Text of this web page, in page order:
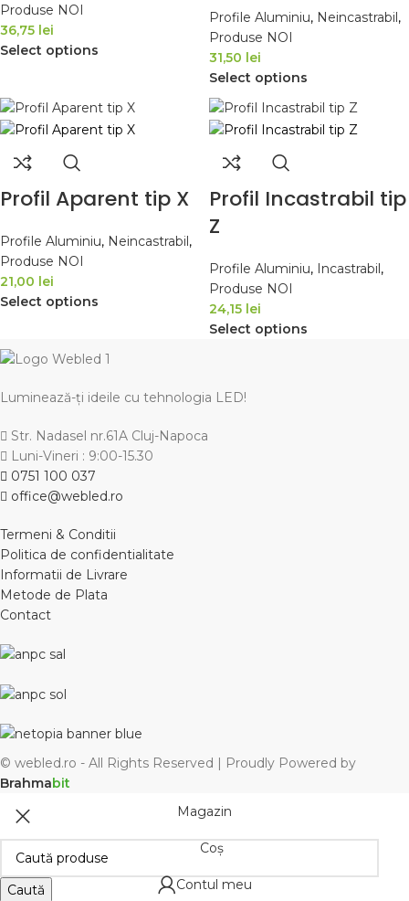
Produse NOI
36,75 lei
Select options
Profile Aluminiu, Neincastrabil,
Produse NOI
31,50 lei
Select options
Profil Aparent tip X
Profile Aluminiu, Neincastrabil,
Produse NOI
21,00 lei
Select options
Profil Incastrabil tip
Z
Profile Aluminiu, Incastrabil,
Produse NOI
24,15 lei
Select options
Luminează-ți ideile cu tehnologia LED!
Str. Nadasel nr.61A Cluj-Napoca
Luni-Vineri : 9:00-15.30
0751 100 037
office@webled.ro
Termeni & Conditii
Politica de confidentialitate
Informatii de Livrare
Metode de Plata
Contact
© webled.ro - All Rights Reserved | Proudly Powered by
Brahmabit
Caută
Magazin
Coș
Contul meu